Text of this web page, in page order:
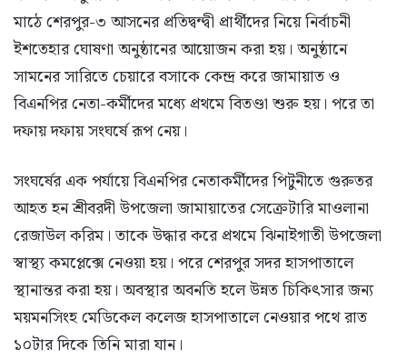
মাঠে শেরপুর-৩ আসনের প্রতিদ্বন্দ্বী প্রার্থীদের নিয়ে নির্বাচনী
ইশতেহার ঘোষণা অনুষ্ঠানের আয়োজন করা হয়। অনুষ্ঠানে
সামনের সারিতে চেয়ারে বসাকে কেন্দ্র করে জামায়াত ও
বিএনপির নেতা-কর্মীদের মধ্যে প্রথমে বিতণ্ডা শুরু হয়। পরে তা
দফায় দফায় সংঘর্ষে রূপ নেয়।
সংঘর্ষের এক পর্যায়ে বিএনপির নেতাকর্মীদের পিটুনীতে গুরুতর
আহত হন শ্রীবরদী উপজেলা জামায়াতের সেক্রেটারি মাওলানা
রেজাউল করিম। তাকে উদ্ধার করে প্রথমে ঝিনাইগাতী উপজেলা
স্বাস্থ্য কমপ্লেক্সে নেওয়া হয়। পরে শেরপুর সদর হাসপাতালে
স্থানান্তর করা হয়। অবস্থার অবনতি হলে উন্নত চিকিৎসার জন্য
ময়মনসিংহ মেডিকেল কলেজ হাসপাতালে নেওয়ার পথে রাত
১০টার দিকে তিনি মারা যান।